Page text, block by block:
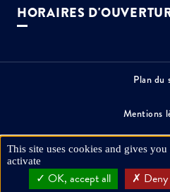
01 64 13 55 55
HORAIRES
de 9h à 12h et de 14h à 17h30
Plan du
Mentions
Espace
Commande
This site uses cookies and gives
activate
OK, accept all